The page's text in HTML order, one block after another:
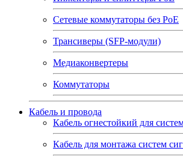
Сетевые коммутаторы без РоЕ
Трансиверы (SFP-модули)
Медиаконвертеры
Коммутаторы
Кабель и провода
Кабель огнестойкий для
Кабель для монтажа систем